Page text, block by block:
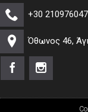
+30
Όθωνος 46,